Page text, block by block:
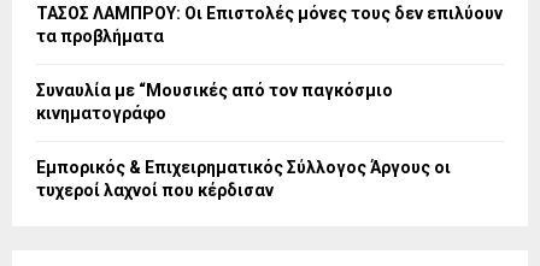
ΤΑΣΟΣ ΛΑΜΠΡΟΥ: Οι Επιστολές μόνες τους δεν επιλύουν
τα προβλήματα
Συναυλία με “Μουσικές από τον παγκόσμιο
κινηματογράφο
Εμπορικός & Επιχειρηματικός Σύλλογος Άργους οι
τυχεροί λαχνοί που κέρδισαν